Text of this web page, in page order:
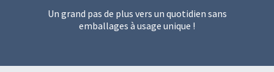
Un grand pas de plus vers un quotidien sans
emballages à usage unique !